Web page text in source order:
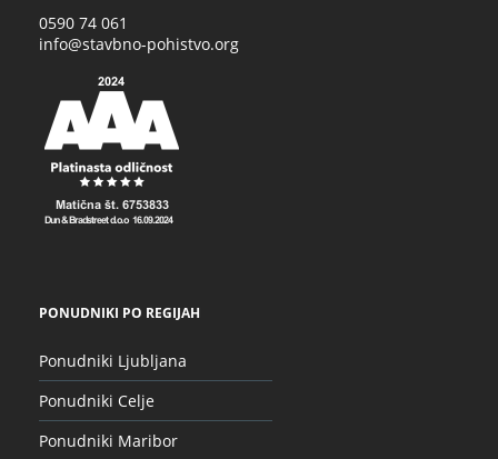
0590 74 061
info@stavbno-pohistvo.org
PONUDNIKI PO REGIJAH
Ponudniki Ljubljana
Ponudniki Celje
Ponudniki Maribor